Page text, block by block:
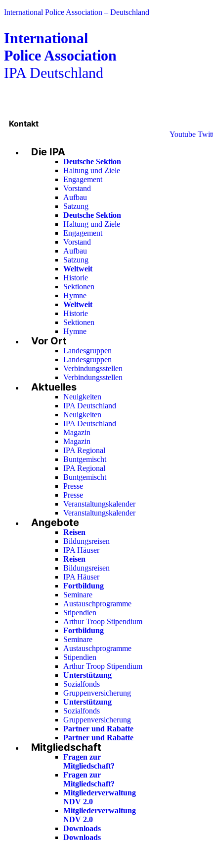
International Police Association – Deutschland
International
Police Association
IPA Deutschland
Kontakt
Youtube
Die IPA
Deutsche Sektion
Haltung und Ziele
Engagement
Vorstand
Aufbau
Satzung
Deutsche Sektion
Haltung und Ziele
Engagement
Vorstand
Aufbau
Satzung
Weltweit
Historie
Sektionen
Hymne
Weltweit
Historie
Sektionen
Hymne
Vor Ort
Landesgruppen
Landesgruppen
Verbindungsstellen
Verbindungsstellen
Aktuelles
Neuigkeiten
IPA Deutschland
Neuigkeiten
IPA Deutschland
Magazin
Magazin
IPA Regional
Buntgemischt
IPA Regional
Buntgemischt
Presse
Presse
Veranstaltungskalender
Veranstaltungskalender
Angebote
Reisen
Bildungsreisen
IPA Häuser
Reisen
Bildungsreisen
IPA Häuser
Fortbildung
Seminare
Austauschprogramme
Stipendien
Arthur Troop Stipendium
Fortbildung
Seminare
Austauschprogramme
Stipendien
Arthur Troop Stipendium
Unterstützung
Sozialfonds
Gruppenversicherung
Unterstützung
Sozialfonds
Gruppenversicherung
Partner und Rabatte
Partner und Rabatte
Mitgliedschaft
Fragen zur
Mitgliedschaft?
Fragen zur
Mitgliedschaft?
Mitgliederverwaltung
NDV 2.0
Mitgliederverwaltung
NDV 2.0
Downloads
Downloads